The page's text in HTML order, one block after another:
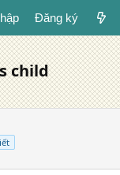
Đăng ký
child